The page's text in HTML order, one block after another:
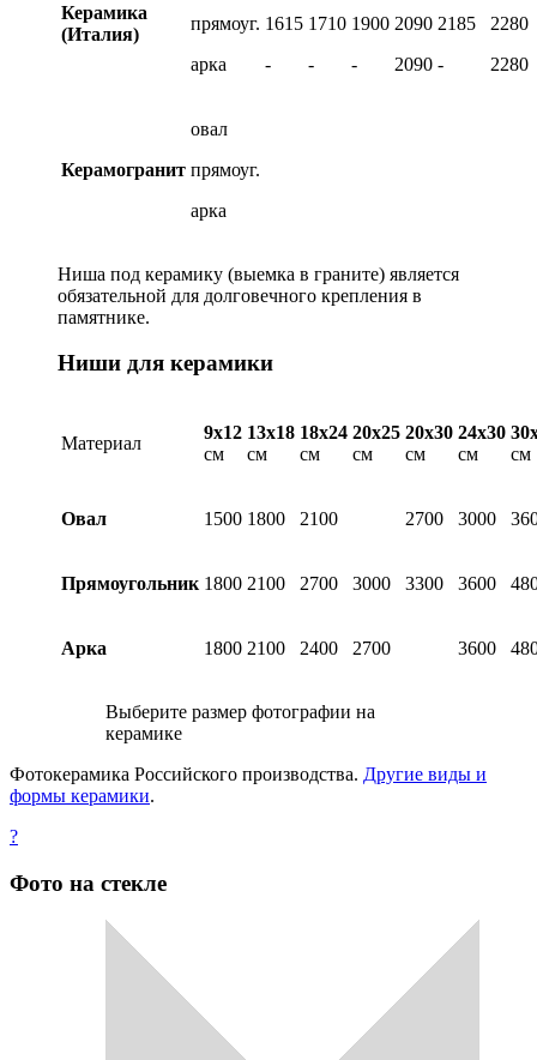
Керамика
(Италия)
прямоуг.
арка
1615
-
1710
-
1900
-
2090
2090
2185
-
2280
2280
Керамогранит
овал
прямоуг.
арка
Ниша под керамику (выемка в граните) является
обязательной для долговечного крепления в
памятнике.
Ниши для керамики
Материал
9х12
см
13х18
см
18х24
см
20х25
см
20х30
см
24х30
см
см
Овал 1500 1800 2100 2700 3000
Прямоугольник 1800 2100 2700 3000 3300 3600
Арка 1800 2100 2400 2700 3600
Выберите размер фотографии на
керамике
Фотокерамика Российского производства. Другие виды и
формы керамики.
?
Фото на стекле